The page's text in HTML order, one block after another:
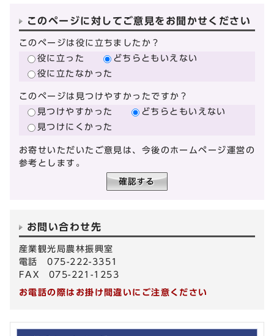
このページに対してご意見をお聞かせください
このページは役に立ちましたか？
役に立った
どちらともいえない
役に立たなかった
このページは見つけやすかったですか？
見つけやすかった
どちらともいえない
見つけにくかった
お寄せいただいたご意見は、今後のホームページ運営の
参考とします。
お問い合わせ先
産業観光局農林振興室
電話 075-222-3351
FAX 075-221-1253
お電話の際はお掛け間違いにご注意ください